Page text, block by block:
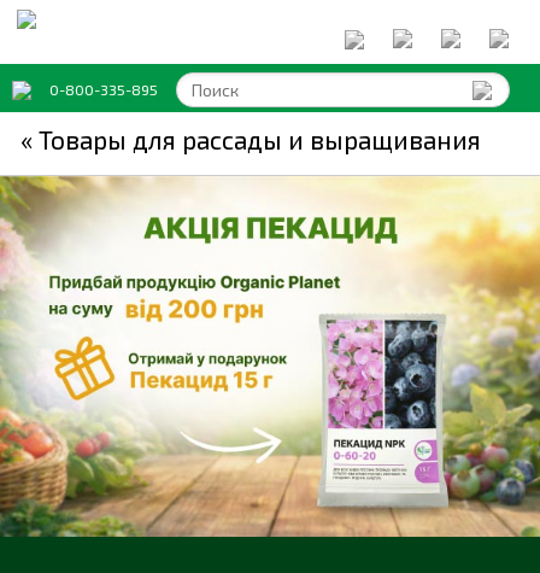
0-800-335-895
« Товары для рассады и выращивания